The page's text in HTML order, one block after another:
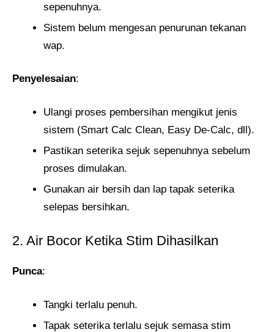
sepenuhnya.
Sistem belum mengesan penurunan tekanan
wap.
Penyelesaian:
Ulangi proses pembersihan mengikut jenis
sistem (Smart Calc Clean, Easy De-Calc, dll).
Pastikan seterika sejuk sepenuhnya sebelum
proses dimulakan.
Gunakan air bersih dan lap tapak seterika
selepas bersihkan.
2. Air Bocor Ketika Stim Dihasilkan
Punca:
Tangki terlalu penuh.
Tapak seterika terlalu sejuk semasa stim